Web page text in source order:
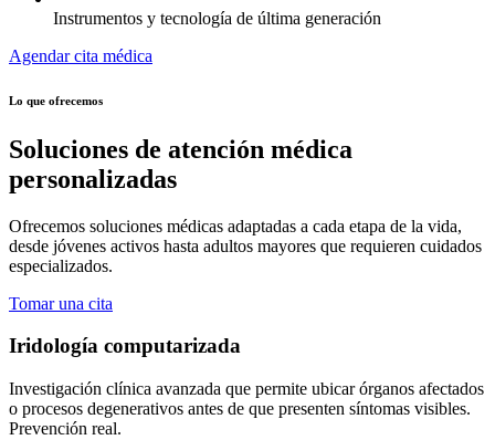
Instrumentos y tecnología de última generación
Agendar cita médica
Lo que ofrecemos
Soluciones de atención médica
personalizadas
Ofrecemos soluciones médicas adaptadas a cada etapa de la vida,
desde jóvenes activos hasta adultos mayores que requieren cuidados
especializados.
Tomar una cita
Iridología computarizada
Investigación clínica avanzada que permite ubicar órganos afectados
o procesos degenerativos antes de que presenten síntomas visibles.
Prevención real.